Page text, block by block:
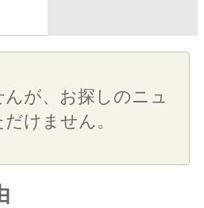
が、お探しのニュ
けません。